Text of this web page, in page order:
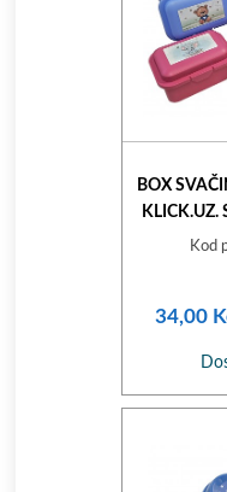
BOX
KLICK.UZ.
Kod
34,00